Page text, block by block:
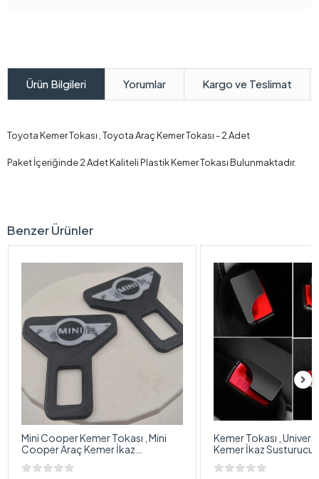
Ürün Bilgileri Yorumlar Kargo ve Teslimat
Toyota Kemer Tokası , Toyota Araç Kemer Tokası - 2 Adet
Paket İçeriğinde 2 Adet Kaliteli Plastik Kemer Tokası Bulunmaktadır.
Benzer Ürünler
Mini Cooper Kemer Tokası , Mini
Cooper Araç Kemer İkaz
Susturucu , Mini Cooper Kemer Bip
Bip Susturucu - 2 Adet
Kemer Tokası ,
Kemer İkaz Susturucu
Bip Susturucu - 2 Adet